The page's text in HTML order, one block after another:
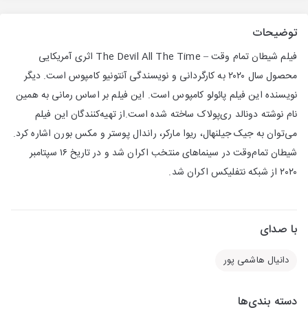
توضیحات
فیلم شیطان تمام‌ وقت – The Devil All The Time اثری آمریکایی
محصول سال ۲۰۲۰ به کارگردانی و نویسندگی آنتونیو کامپوس است. دیگر
نویسنده این فیلم پائولو کامپوس است. این فیلم بر اساس رمانی به همین
نام نوشته دونالد ری‌پولاک ساخته شده است.از تهیه‌کنندگان این فیلم
می‌توان به جیک جیلنهال، ریوا مارکر، راندال پوستر و مکس بورن اشاره کرد.
شیطان تمام‌وقت در سینماهای منتخب اکران ‌شد و در تاریخ ۱۶ سپتامبر
۲۰۲۰ از شبکه نتفلیکس اکران شد.
با صدای
دانیال هاشمی پور
دسته بندی‌ها